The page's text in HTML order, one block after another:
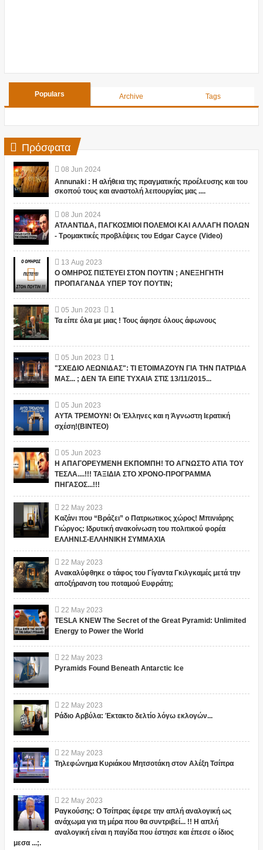
Populars Archive Tags
Πρόσφατα
08 Jun 2024
Annunaki : Η αλήθεια της πραγματικής προέλευσης και του
σκοπού τους και αναστολή λειτουργίας μας ....
08 Jun 2024
ΑΤΛΑΝΤΙΔΑ, ΠΑΓΚΟΣΜΙΟΙ ΠΟΛΕΜΟΙ ΚΑΙ ΑΛΛΑΓΗ ΠΟΛΩΝ
- Τρομακτικές προβλέψεις του Edgar Cayce (Video)
13 Aug 2023
Ο ΟΜΗΡΟΣ ΠΙΣΤΕΥΕΙ ΣΤΟΝ ΠΟΥΤΙΝ ; ΑΝΕΞΗΓΗΤΗ
ΠΡΟΠΑΓΑΝΔΑ ΥΠΕΡ ΤΟΥ ΠΟΥΤΙΝ;
05 Jun 2023
1
Τα είπε όλα με μιας ! Τους άφησε όλους άφωνους
05 Jun 2023
1
"ΣΧΕΔΙΟ ΛΕΩΝΙΔΑΣ": ΤΙ ΕΤΟΙΜΑΖΟΥΝ ΓΙΑ ΤΗΝ ΠΑΤΡΙΔΑ
ΜΑΣ... ; ΔΕΝ ΤΑ ΕΙΠΕ ΤΥΧΑΙΑ ΣΤΙΣ 13/11/2015...
05 Jun 2023
ΑΥΤΑ ΤΡΕΜΟΥΝ! Οι Έλληνες και η Άγνωστη Ιερατική
σχέση!(ΒΙΝΤΕΟ)
05 Jun 2023
Η ΑΠΑΓΟΡΕΥΜΕΝΗ ΕΚΠΟΜΠΗ! ΤΟ ΑΓΝΩΣΤΟ ΑΤΙΑ ΤΟΥ
ΤΕΣΛΑ....!!! ΤΑΞΙΔΙΑ ΣΤΟ ΧΡΟΝΟ-ΠΡΟΓΡΑΜΜΑ
ΠΗΓΑΣΟΣ...!!!
22 May 2023
Καζάνι που “Βράζει” ο Πατριωτικος χώρος! Μπινιάρης
Γιώργος: Ιδρυτική ανακοίνωση του πολιτικού φορέα
ΕΛΛΗΝΙ.Σ-ΕΛΛΗΝΙΚΗ ΣΥΜΜΑΧΙΑ
22 May 2023
Ανακαλύφθηκε ο τάφος του Γίγαντα Γκιλγκαμές μετά την
αποξήρανση του ποταμού Ευφράτη;
22 May 2023
TESLA KNEW The Secret of the Great Pyramid: Unlimited
Energy to Power the World
22 May 2023
Pyramids Found Beneath Antarctic Ice
22 May 2023
Ράδιο Αρβύλα: Έκτακτο δελτίο λόγω εκλογών...
22 May 2023
Τηλεφώνημα Κυριάκου Μητσοτάκη στον Αλέξη Τσίπρα
22 May 2023
Ραγκούσης: Ο Τσίπρας έφερε την απλή αναλογική ως
ανάχωμα για τη μέρα που θα συντριβεί... !! Η απλή
αναλογική είναι η παγίδα που έστησε και έπεσε ο ίδιος
μεσα ...;.